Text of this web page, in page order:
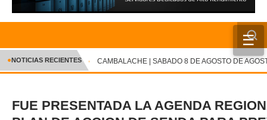
☰
INICIO
CRÓNICA
DEPORTES ✕
●NOTICIAS RECIENTES CAMBALACHE | SABADO 8 DE AGOSTO DE
FUE PRESENTADA LA AGENDA